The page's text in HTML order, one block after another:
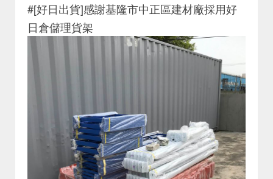
#[好日出貨]感謝基隆市中正區建材廠採用好
日倉儲理貨架